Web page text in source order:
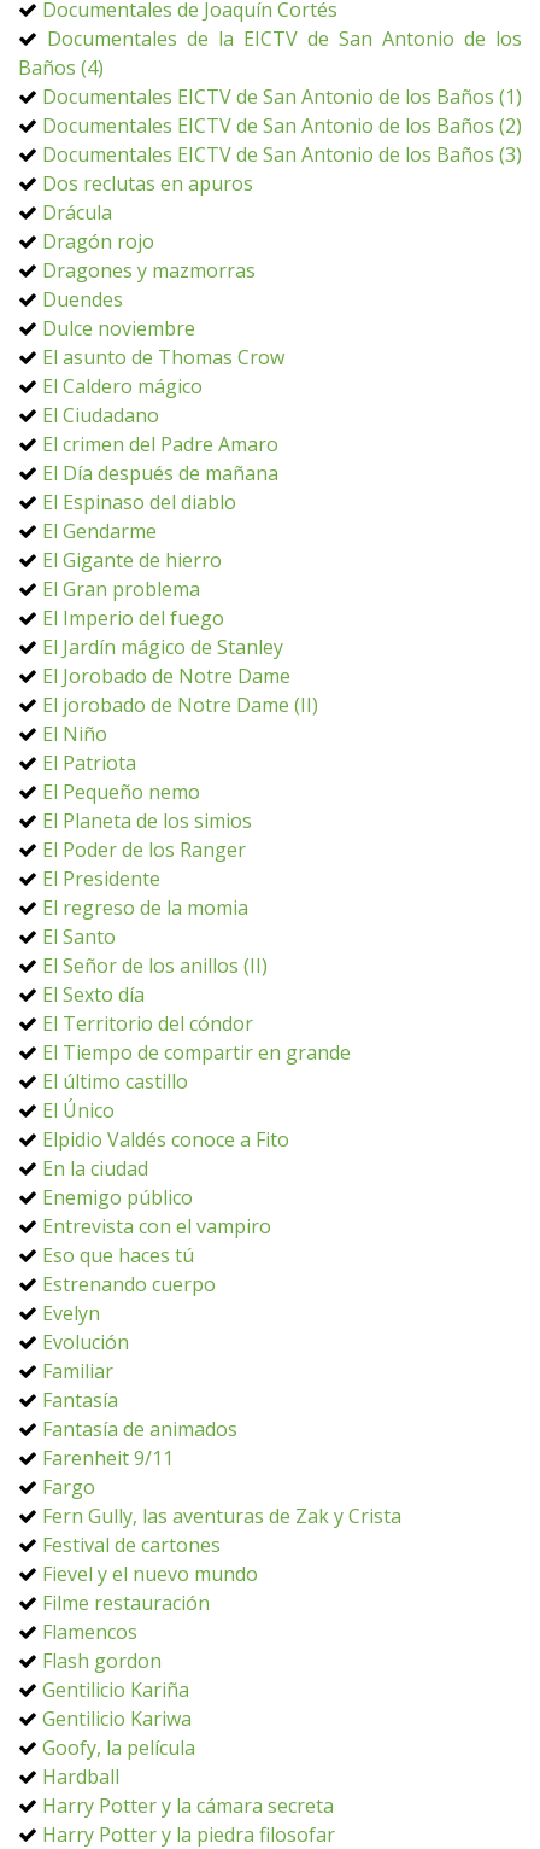
Documentales de Joaquín Cortés
Documentales de la EICTV de San Antonio de los
Baños (4)
Documentales EICTV de San Antonio de los Baños (1)
Documentales EICTV de San Antonio de los Baños (2)
Documentales EICTV de San Antonio de los Baños (3)
Dos reclutas en apuros
Drácula
Dragón rojo
Dragones y mazmorras
Duendes
Dulce noviembre
El asunto de Thomas Crow
El Caldero mágico
El Ciudadano
El crimen del Padre Amaro
El Día después de mañana
El Espinaso del diablo
El Gendarme
El Gigante de hierro
El Gran problema
El Imperio del fuego
El Jardín mágico de Stanley
El Jorobado de Notre Dame
El jorobado de Notre Dame (II)
El Niño
El Patriota
El Pequeño nemo
El Planeta de los simios
El Poder de los Ranger
El Presidente
El regreso de la momia
El Santo
El Señor de los anillos (II)
El Sexto día
El Territorio del cóndor
El Tiempo de compartir en grande
El último castillo
El Único
Elpidio Valdés conoce a Fito
En la ciudad
Enemigo público
Entrevista con el vampiro
Eso que haces tú
Estrenando cuerpo
Evelyn
Evolución
Familiar
Fantasía
Fantasía de animados
Farenheit 9/11
Fargo
Fern Gully, las aventuras de Zak y Crista
Festival de cartones
Fievel y el nuevo mundo
Filme restauración
Flamencos
Flash gordon
Gentilicio Kariña
Gentilicio Kariwa
Goofy, la película
Hardball
Harry Potter y la cámara secreta
Harry Potter y la piedra filosofar